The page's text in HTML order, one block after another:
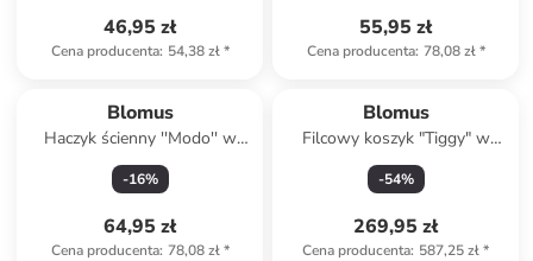
46,95 zł
Cena producenta: 54,38 zł*
55,95 zł
Cena producenta: 78,08 zł*
Blomus
Haczyk ścienny ''Modo'' w
kolorze srebrnym - 2 x 6 x 1
cm
-16%
64,95 zł
Cena producenta: 78,08 zł*
Blomus
Filcowy koszyk "Tiggy" w
kolorze jasnobrązowym - wys.
44 x Ø 42 cm
-54%
269,95 zł
Cena producenta: 587,25 zł*